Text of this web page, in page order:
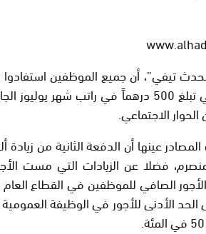
تيفي”، أن جميع الموظفين استفادوا
العام التي تبلغ 500 درهماً في راتب
عينها أن الدفعة الثانية من